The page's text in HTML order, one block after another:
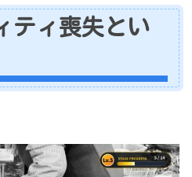
ティ喪失とい